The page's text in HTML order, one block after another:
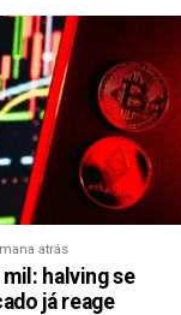
atrás
halving se
já reage